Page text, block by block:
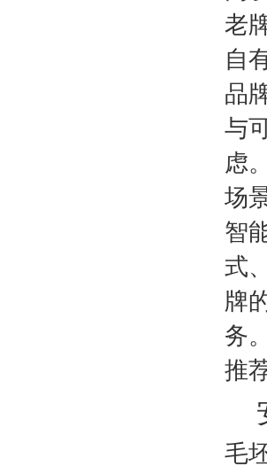
老
自
品
与
虑
场
智
式
牌
务
推
毛